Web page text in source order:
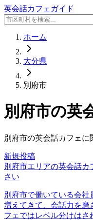
英会話カフェガイド
ホーム
大分県
別府市
別府市の英
別府市の英会話カフェに
新規投稿
別府市エリアの英会話
さい
別府市で働いている会
増えてきて、会話力を磨
フェではレベル分けはさ